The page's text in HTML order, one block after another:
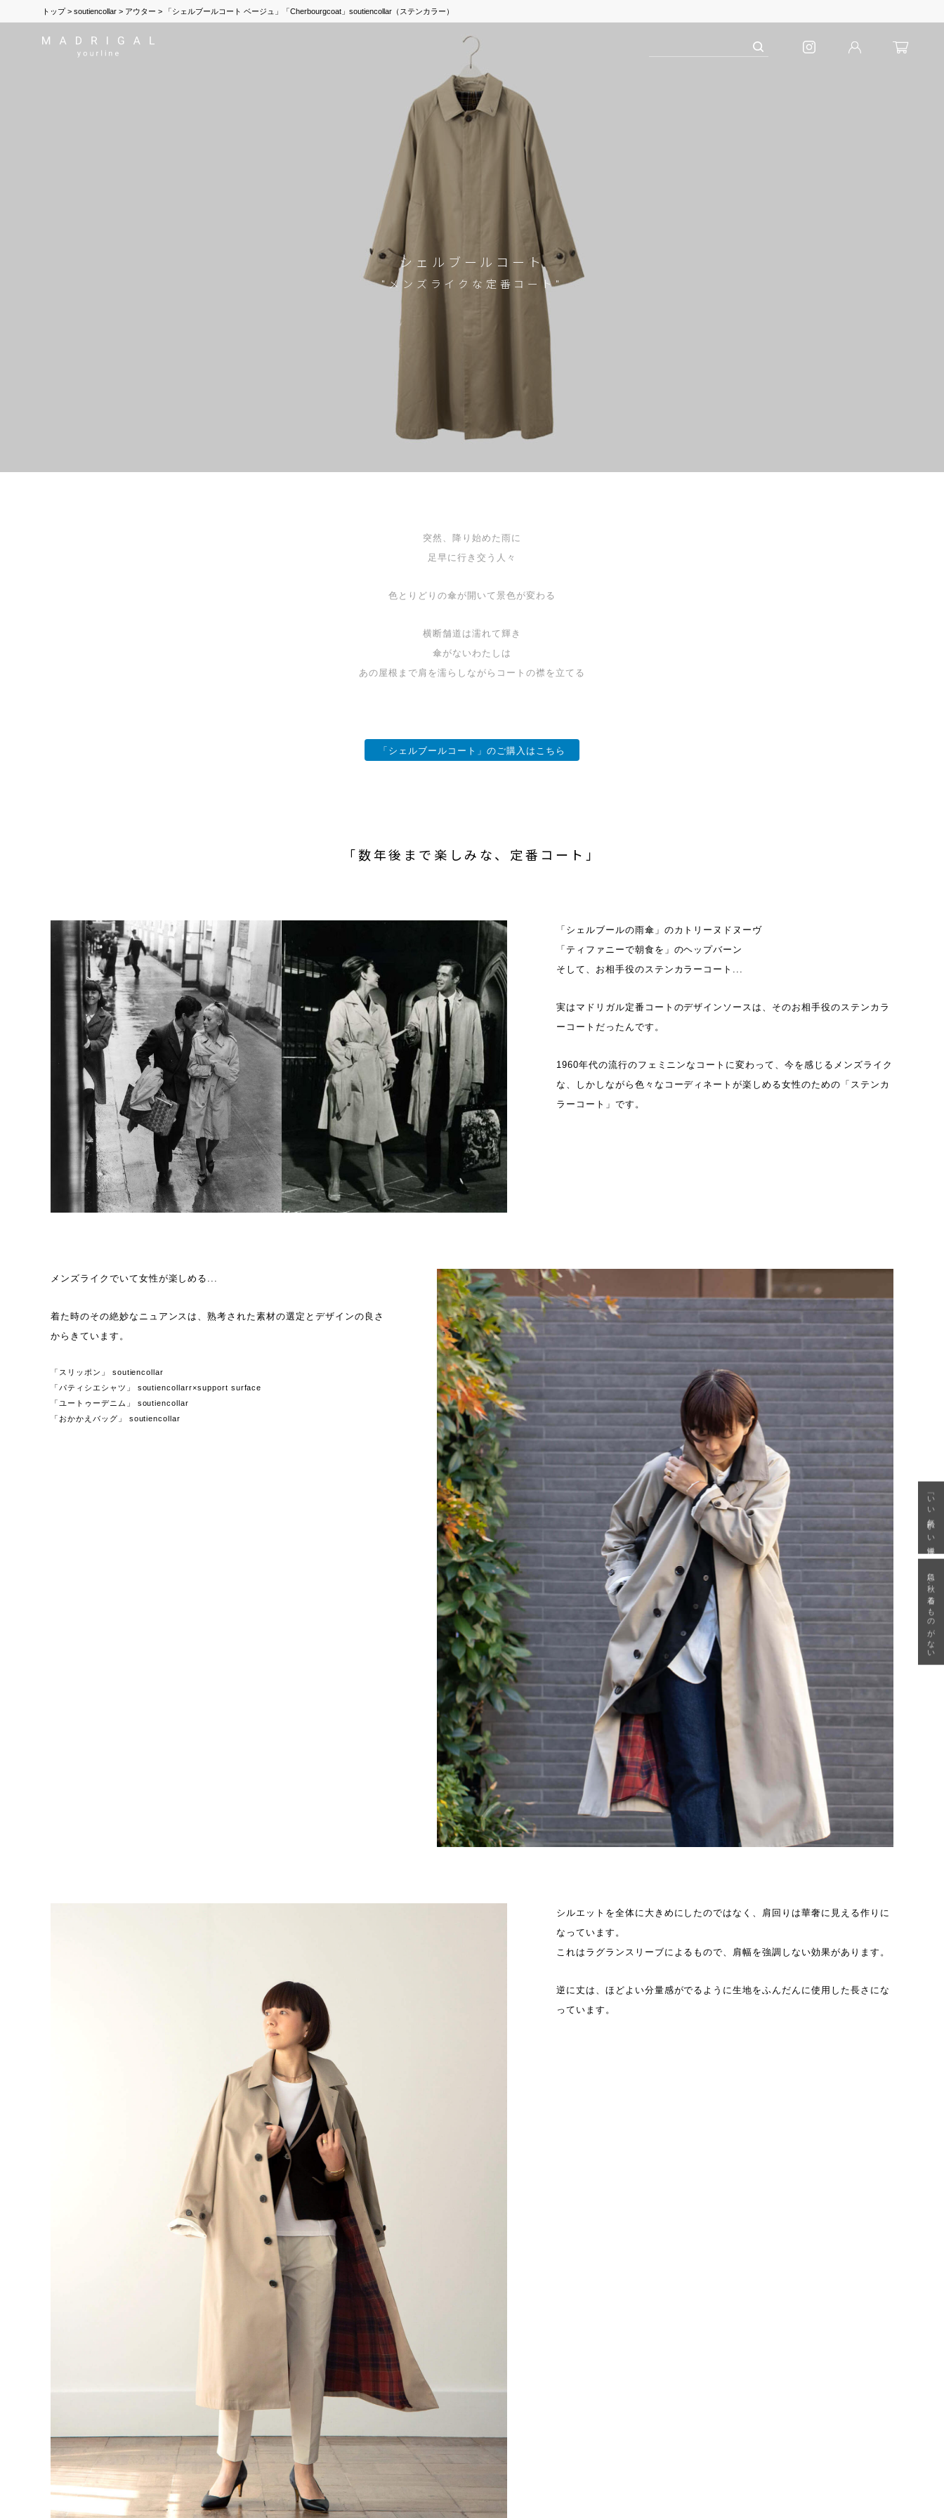
トップ soutiencollar アウター 「シェルブールコート ベージュ」「Cherbourgcoat」soutiencollar（ステンカラー）
シェルブールコート
"メンズライクな定番コート"
突然、降り始めた雨に
足早に行き交う人々
色とりどりの傘が開いて景色が変わる
横断舗道は濡れて輝き
傘がないわたしは
あの屋根まで肩を濡らしながらコートの襟を立てる
「シェルブールコート」のご購入はこちら
「数年後まで楽しみな、定番コート」
「シェルブールの雨傘」のカトリーヌドヌーヴ
「ティファニーで朝食を」のヘップバーン
そして、お相手役のステンカラーコート...
実はマドリガル定番コートのデザインソースは、そのお相手役のステンカラ
ーコートだったんです。
1960年代の流行のフェミニンなコートに変わって、今を感じるメンズライク
な、しかしながら色々なコーディネートが楽しめる女性のための「ステンカ
ラーコート」です。
メンズライクでいて女性が楽しめる...
着た時のその絶妙なニュアンスは、熟考された素材の選定とデザインの良さ
からきています。
「スリッポン」 soutiencollar
「パティシエシャツ」 soutiencollarr×support surface
「ユートゥーデニム」 soutiencollar
「おかかえバッグ」 soutiencollar
シルエットを全体に大きめにしたのではなく、肩回りは華奢に見える作りに
なっています。
これはラグランスリーブによるもので、肩幅を強調しない効果があります。
逆に丈は、ほどよい分量感がでるように生地をふんだんに使用した長さにな
っています。
「いい年齢 いい洋服」
急に秋、着るものがない